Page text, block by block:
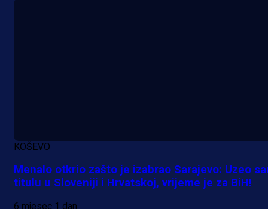
23 h 1 min
KOŠEVO
Menalo otkrio zašto je izabrao Sarajevo: Uzeo
titulu u Sloveniji i Hrvatskoj, vrijeme je za BiH!
6 mjesec 1 dan